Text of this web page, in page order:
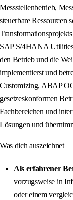
Messstellenbetrieb,
steuerbare Ressourcen
SAP S/4HANA Utilities
den Betrieb und die
implementierst und
Customizing, ABAP
gesetzeskonformen
Fachbereichen und
Lösungen und
Was dich auszeichnet
Als erfahrener
vorzugsweise in
oder einem